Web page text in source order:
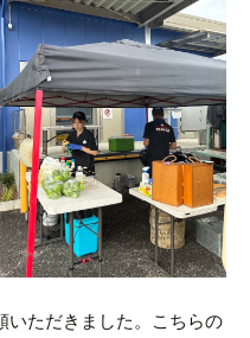
ただきました。
こちらの